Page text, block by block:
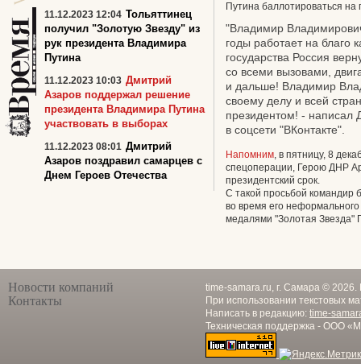
Путина баллотироваться на
"Владимир
годы работает на благо
государства Россия
со всеми вызовами,
и дальше! Владимир
своему делу и всей
президентом! - написал
в соцсети "ВКонтакте".
Напомним, в пятницу, 8
спецоперации, Герою ДНР
президентский срок.
С такой просьбой командир
во время его
медалями "Золотая Звезда"
11.12.2023 12:04 Тольяттинец
получил "Золотую Звезду" из
рук президента Владимира
Путина
11.12.2023 10:03 Дмитрий
Азаров поддержал решение
президента Владимира Путина
участвовать в выборах
11.12.2023 08:01 Дмитрий
Азаров поздравил самарцев с
Днем Героев Отечества
Новости компаний
Контакты
time-samara.ru, г. Самара ©
При использовании текстовых
Написать в редакцию: time-
Техническая поддержка - ООО